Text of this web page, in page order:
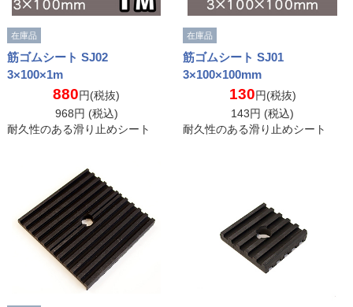
在庫品
筋ゴムシート SJ02
3×100×1m
880円(税抜)
968円 (税込)
耐久性のある滑り止めシート
在庫品
筋ゴムシート SJ01
3×100×100mm
130円(税抜)
143円 (税込)
耐久性のある滑り止めシート